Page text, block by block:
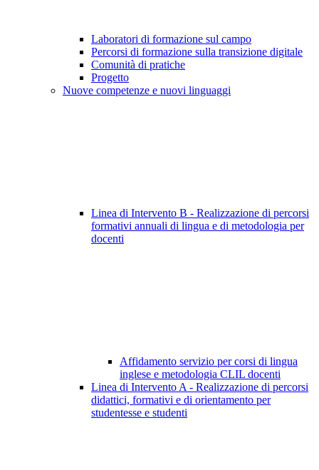
Laboratori di formazione sul campo
Percorsi di formazione sulla transizione digitale
Comunità di pratiche
Progetto
Nuove competenze e nuovi linguaggi
Linea di Intervento B - Realizzazione di percorsi
formativi annuali di lingua e di metodologia per
docenti
Affidamento servizio per corsi di lingua
inglese e metodologia CLIL docenti
Linea di Intervento A - Realizzazione di percorsi
didattici, formativi e di orientamento per
studentesse e studenti